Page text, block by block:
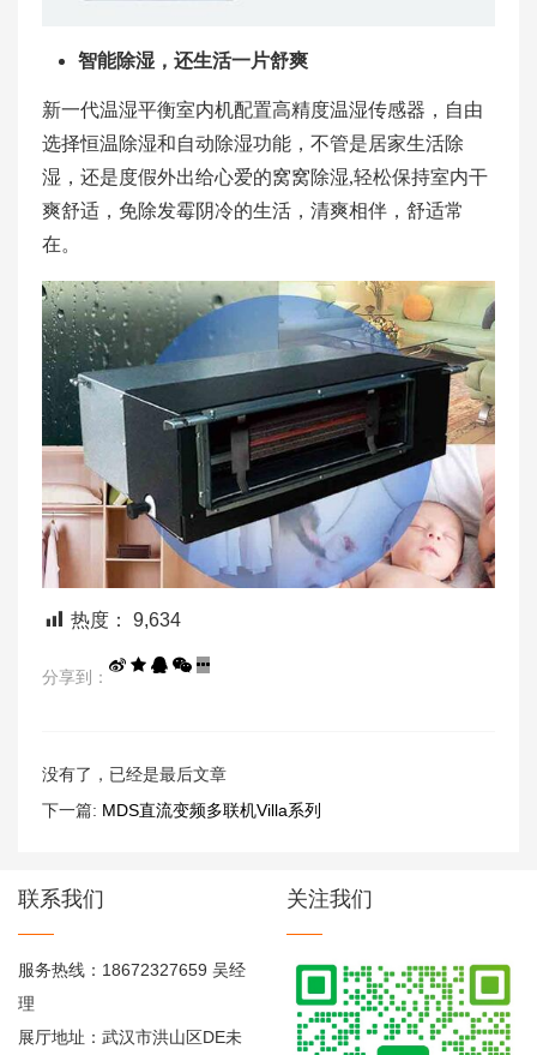
智能除湿，还生活一片舒爽
新一代温湿平衡室内机配置高精度温湿传感器，自由
选择恒温除湿和自动除湿功能，不管是居家生活除
湿，还是度假外出给心爱的窝窝除湿,轻松保持室内干
爽舒适，免除发霉阴冷的生活，清爽相伴，舒适常
在。
热度： 9,634
分享到：
没有了，已经是最后文章
下一篇: MDS直流变频多联机Villa系列
联系我们
服务热线：18672327659 吴经
理
展厅地址：武汉市洪山区DE未
关注我们